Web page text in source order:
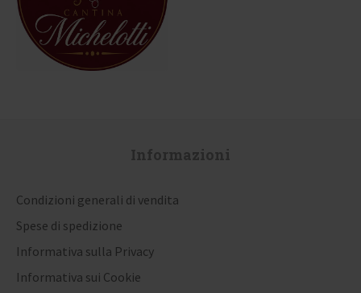
Informazioni
Condizioni generali di vendita
Spese di spedizione
Informativa sulla Privacy
Informativa sui Cookie